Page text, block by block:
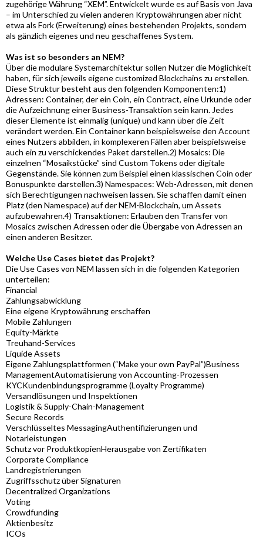
zugehörige Währung “XEM”. Entwickelt wurde es auf Basis von Java
– im Unterschied zu vielen anderen Kryptowährungen aber nicht
etwa als Fork (Erweiterung) eines bestehenden Projekts, sondern
als gänzlich eigenes und neu geschaffenes System.
Was ist so besonders an NEM?
Über die modulare Systemarchitektur sollen Nutzer die Möglichkeit
haben, für sich jeweils eigene customized Blockchains zu erstellen.
Diese Struktur besteht aus den folgenden Komponenten:1)
Adressen: Container, der ein Coin, ein Contract, eine Urkunde oder
die Aufzeichnung einer Business-Transaktion sein kann. Jedes
dieser Elemente ist einmalig (unique) und kann über die Zeit
verändert werden. Ein Container kann beispielsweise den Account
eines Nutzers abbilden, in komplexeren Fällen aber beispielsweise
auch ein zu verschickendes Paket darstellen.2) Mosaics: Die
einzelnen “Mosaikstücke” sind Custom Tokens oder digitale
Gegenstände. Sie können zum Beispiel einen klassischen Coin oder
Bonuspunkte darstellen.3) Namespaces: Web-Adressen, mit denen
sich Berechtigungen nachweisen lassen. Sie schaffen damit einen
Platz (den Namespace) auf der NEM-Blockchain, um Assets
aufzubewahren.4) Transaktionen: Erlauben den Transfer von
Mosaics zwischen Adressen oder die Übergabe von Adressen an
einen anderen Besitzer.
Welche Use Cases bietet das Projekt?
Die Use Cases von NEM lassen sich in die folgenden Kategorien
unterteilen:
Financial
Zahlungsabwicklung
Eine eigene Kryptowährung erschaffen
Mobile Zahlungen
Equity-Märkte
Treuhand-Services
Liquide Assets
Eigene Zahlungsplattformen (“Make your own PayPal”)Business
ManagementAutomatisierung von Accounting-Prozessen
KYCKundenbindungsprogramme (Loyalty Programme)
Versandlösungen und Inspektionen
Logistik & Supply-Chain-Management
Secure Records
Verschlüsseltes MessagingAuthentifizierungen und
Notarleistungen
Schutz vor ProduktkopienHerausgabe von Zertifikaten
Corporate Compliance
Landregistrierungen
Zugriffsschutz über Signaturen
Decentralized Organizations
Voting
Crowdfunding
Aktienbesitz
ICOs